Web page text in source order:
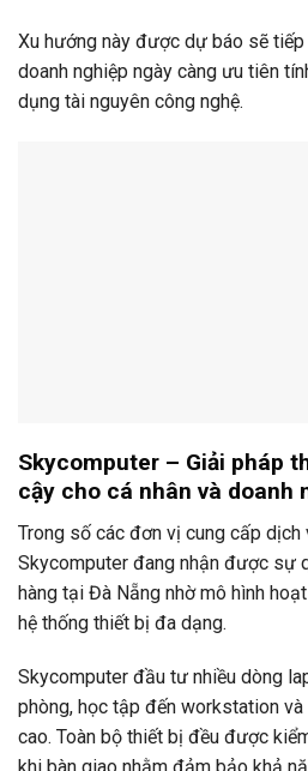
Xu hướng này được dự báo sẽ
doanh nghiệp ngày càng ưu tiên
dụng tài nguyên công nghệ.
Skycomputer – Giải pháp
cậy cho cá nhân và doanh
Trong số các đơn vị cung cấp dịch
Skycomputer đang nhận được sự
hàng tại Đà Nẵng nhờ mô hình
hệ thống thiết bị đa dạng.
Skycomputer đầu tư nhiều dòng
phòng, học tập đến workstation
cao. Toàn bộ thiết bị đều được